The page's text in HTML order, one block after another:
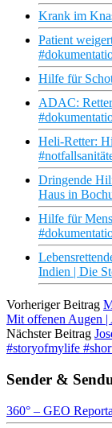
Krank im
Patient
Hilfe für
ADAC:
Heli-Retter:
Dringende
Haus in
Hilfe für
Indien | Die
Vorheriger Beitrag
Mit offenen Augen |
Nächster Beitrag
#storyofmylife
Sender &
360° – GEO